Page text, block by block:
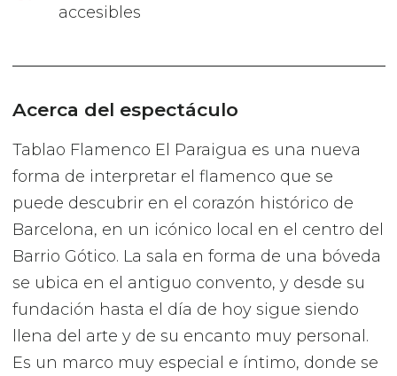
accesibles
Acerca del espectáculo
Tablao Flamenco El Paraigua es una nueva
forma de interpretar el flamenco que se
puede descubrir en el corazón histórico de
Barcelona, en un icónico local en el centro del
Barrio Gótico. La sala en forma de una bóveda
se ubica en el antiguo convento, y desde su
fundación hasta el día de hoy sigue siendo
llena del arte y de su encanto muy personal.
Es un marco muy especial e íntimo, donde se